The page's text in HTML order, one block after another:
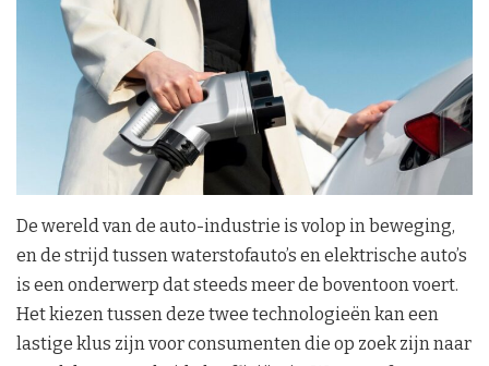
De wereld van de auto-industrie is volop in beweging,
en de strijd tussen waterstofauto’s en elektrische auto’s
is een onderwerp dat steeds meer de boventoon voert.
Het kiezen tussen deze twee technologieën kan een
lastige klus zijn voor consumenten die op zoek zijn naar